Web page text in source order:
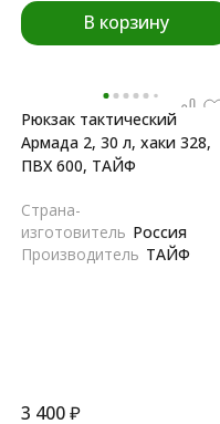
В корзину
Рюкзак тактический
Армада 2, 30 л, хаки 328,
ПВХ 600, ТАЙФ
Страна-
изготовитель Россия
Производитель ТАЙФ
3 400₽